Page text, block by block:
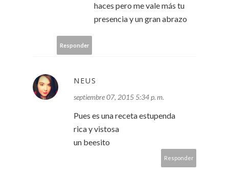
haces pero me vale más tu
presencia y un gran abrazo
Responder
NEUS
septiembre 07, 2015 5:34 p. m.
Pues es una receta estupenda
rica y vistosa
un beesito
Responder